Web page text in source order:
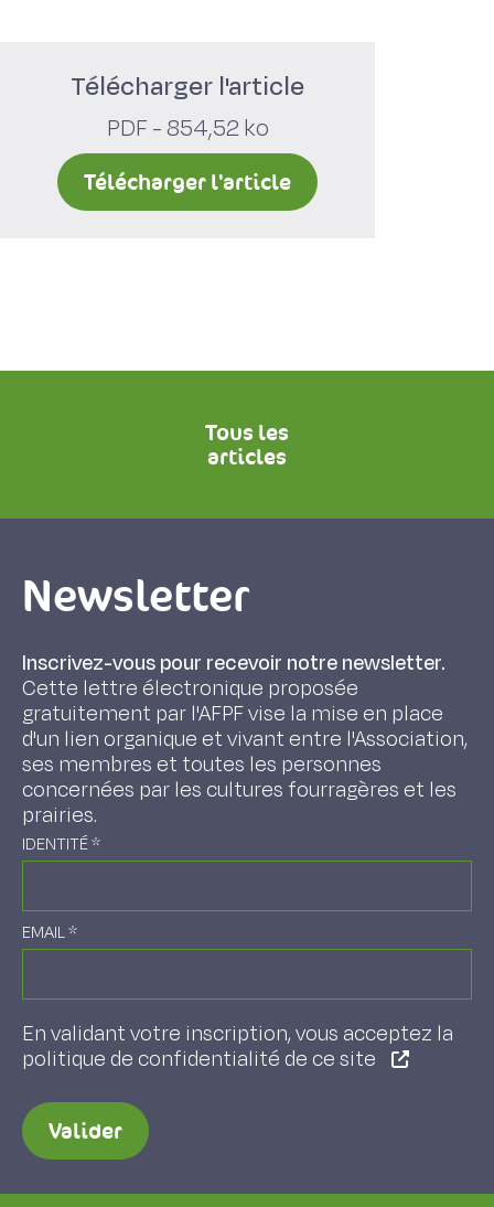
Télécharger l'article
PDF - 854,52 ko
Télécharger l'article
Tous les
articles
Newsletter
Inscrivez-vous pour recevoir notre newsletter.
Cette lettre électronique proposée
gratuitement par l'AFPF vise la mise en place
d'un lien organique et vivant entre l'Association,
ses membres et toutes les personnes
concernées par les cultures fourragères et les
prairies.
IDENTITÉ*
EMAIL*
En validant votre inscription, vous acceptez la
politique de confidentialité de ce site
Valider